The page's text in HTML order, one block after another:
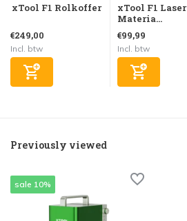
xTool F1 Rolkoffer
€249,00
Incl. btw
xTool F1 Laser
Materia...
€99,99
Incl. btw
Previously viewed
sale 10%